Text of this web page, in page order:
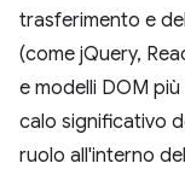
trasferimento e
(come jQuery,
e modelli DOM
calo significativo
ruolo all'interno